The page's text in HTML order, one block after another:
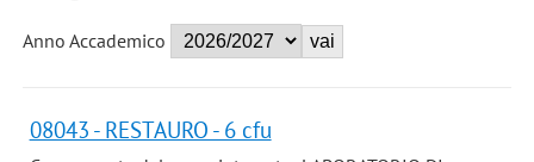
Anno Accademico
08043 - RESTAURO - 6 cfu